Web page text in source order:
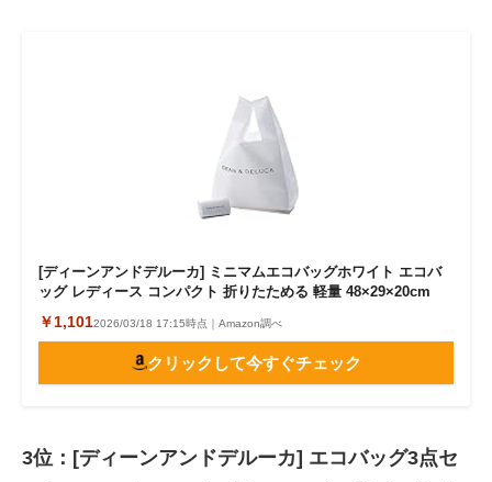
[ディーンアンドデルーカ] ミニマムエコバッグホワイト エコバ
ッグ レディース コンパクト 折りたためる 軽量 48×29×20cm
￥1,1012026/03/18 17:15時点｜Amazon調べ
クリックして今すぐチェック
3位：[ディーンアンドデルーカ] エコバッグ3点セ